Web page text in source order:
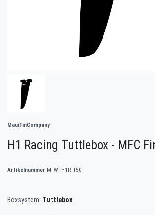
MauiFinCompany
H1 Racing Tuttlebox - MFC
Artikelnummer MFWFH1RTT50
Boxsystem: Tuttlebox